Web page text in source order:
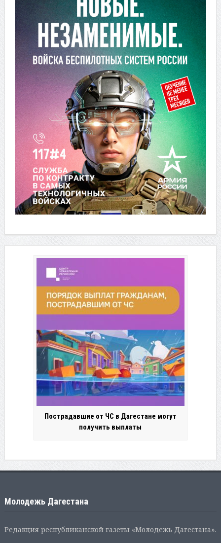
Пострадавшие от ЧС в Дагестане могут
получить выплаты
Молодежь Дагестана
Редакция республиканской газеты «Молодежь Дагестана».